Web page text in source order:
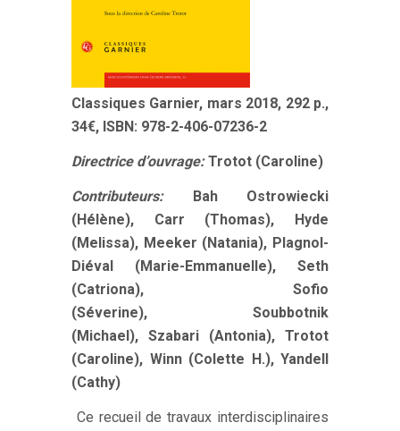
Classiques Garnier, mars 2018, 292 p.,
34€, ISBN: 978-2-406-07236-2
Directrice d’ouvrage: Trotot (Caroline)
Contributeurs:
Bah Ostrowiecki
(Hélène), Carr (Thomas), Hyde
(Melissa), Meeker (Natania), Plagnol-
Diéval (Marie-Emmanuelle), Seth
(Catriona), Sofio
(Séverine), Soubbotnik
(Michael), Szabari (Antonia), Trotot
(Caroline), Winn (Colette H.), Yandell
(Cathy)
Ce recueil de travaux interdisciplinaires